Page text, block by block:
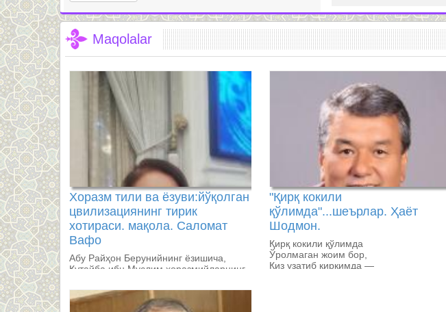
Maqolalar
Хоразм тили ва ёзуви:йўқолган
цвилизациянинг тирик
хотираси. мақола. Саломат
Вафо
Абу Райҳон Берунийнинг ёзишича,
Қутайба ибн Муслим хоразмийларнинг
котибларни қатл эттирган, китобларни
йўқ қилдирган. Натижада Хоразмнинг
"Қирқ кокили
қўлимда"...шеърлар. Ҳаёт
Шодмон.
Қирқ кокили қўлимда
Ўролмаган жоим бор,
Қиз узатиб қирқимда —